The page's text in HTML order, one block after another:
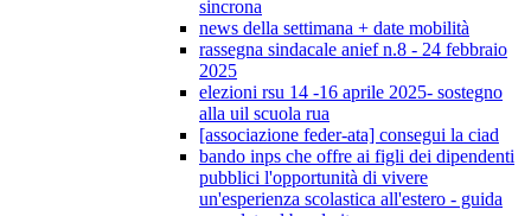
sincrona
news della settimana + date mobilità
rassegna sindacale anief n.8 - 24 febbraio
2025
elezioni rsu 14 -16 aprile 2025- sostegno
alla uil scuola rua
[associazione feder-ata] consegui la ciad
bando inps che offre ai figli dei dipendenti
pubblici l'opportunità di vivere
un'esperienza scolastica all'estero - guida